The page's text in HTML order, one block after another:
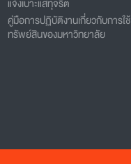
แจ้งเบาะแสทุจริต
คู่มือการปฏิบัติงานเกี่ยวกับการใช้
ทรัพย์สินของมหาวิทยาลัย